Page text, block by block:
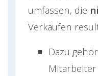
umfassen, die
Verkäufen
Dazu